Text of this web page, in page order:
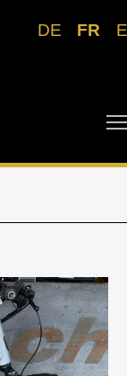
DE FR